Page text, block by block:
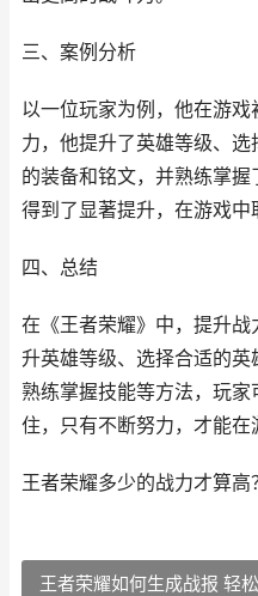
三、案例分析
以一位玩家为例，他在游
力，他提升了英雄等级、
的装备和铭文，并熟练掌
得到了显著提升，在游戏中
四、总结
在《王者荣耀》中，提升
升英雄等级、选择合适的英
熟练掌握技能等方法，玩
住，只有不断努力，才能在
王者荣耀多少的战力才算高
王者荣耀如何生成战报 轻